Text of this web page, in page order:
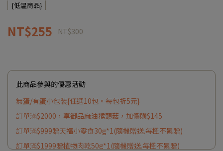
{低溫商品}
NT$255 NT$300
此商品參與的優惠活動
無蛋/有蛋小包裝{任選10包。每包折5元}
訂單滿$2000，享御品麻油猴頭菇，加價購$145
訂單滿$999贈天福小零食30g*1(隨機贈送.每檻不累贈)
訂單滿$1999贈植物肉乾50g*1(隨機贈送.每檻不累贈)